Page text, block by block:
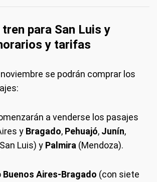
para San Luis y
y tarifas
se podrán comprar los
a venderse los pasajes
y Bragado, Pehuajó, Junín,
Luis) y Palmira (Mendoza).
Buenos Aires-Bragado (con siete